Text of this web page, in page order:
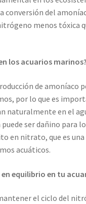
conversión del
menos tóxica
los acuarios marinos?
de amoníaco
por lo que es
naturalmente en el
ser dañino para
nitrato, que es una
acuáticos.
equilibrio en tu
el ciclo del